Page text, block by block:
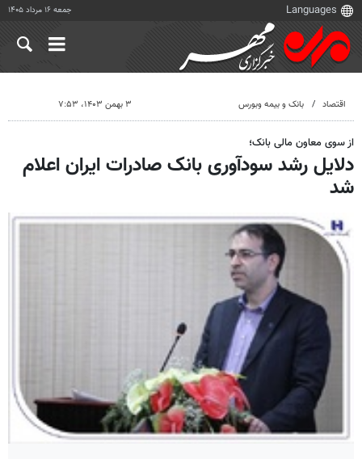
جمعه ۱۶ مرداد ۱۴۰۵
اقتصاد بانک و بیمه وبورس ۳ بهمن ۱۴۰۳، ۷:۵۳
از سوی معاون مالی بانک؛
دلایل رشد سودآوری بانک صادرات ایران اعلام
شد